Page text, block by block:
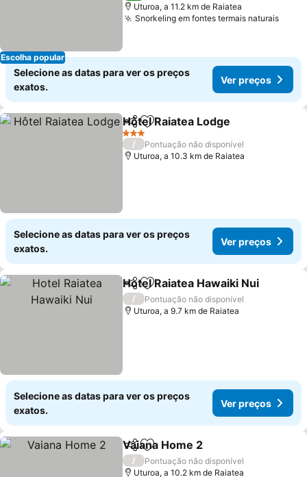
Escolha popular
Uturoa, a 11.2 km de Raiatea
Snorkeling em fontes termais naturais
Selecione as datas para ver os preços
exatos.
Ver preços
PartilharAdicionar aos favoritos
Hôtel Raiatea Lodge
3 Estrelas
/
Pontuação não disponível
Uturoa, a 10.3 km de Raiatea
Selecione as datas para ver os preços
exatos.
Ver preços
PartilharAdicionar aos favoritos
Hotel Raiatea Hawaiki Nui
/
Pontuação não disponível
Uturoa, a 9.7 km de Raiatea
Selecione as datas para ver os preços
exatos.
Ver preços
PartilharAdicionar aos favoritos
Vaiana Home 2
/
Pontuação não disponível
Uturoa, a 10.2 km de Raiatea